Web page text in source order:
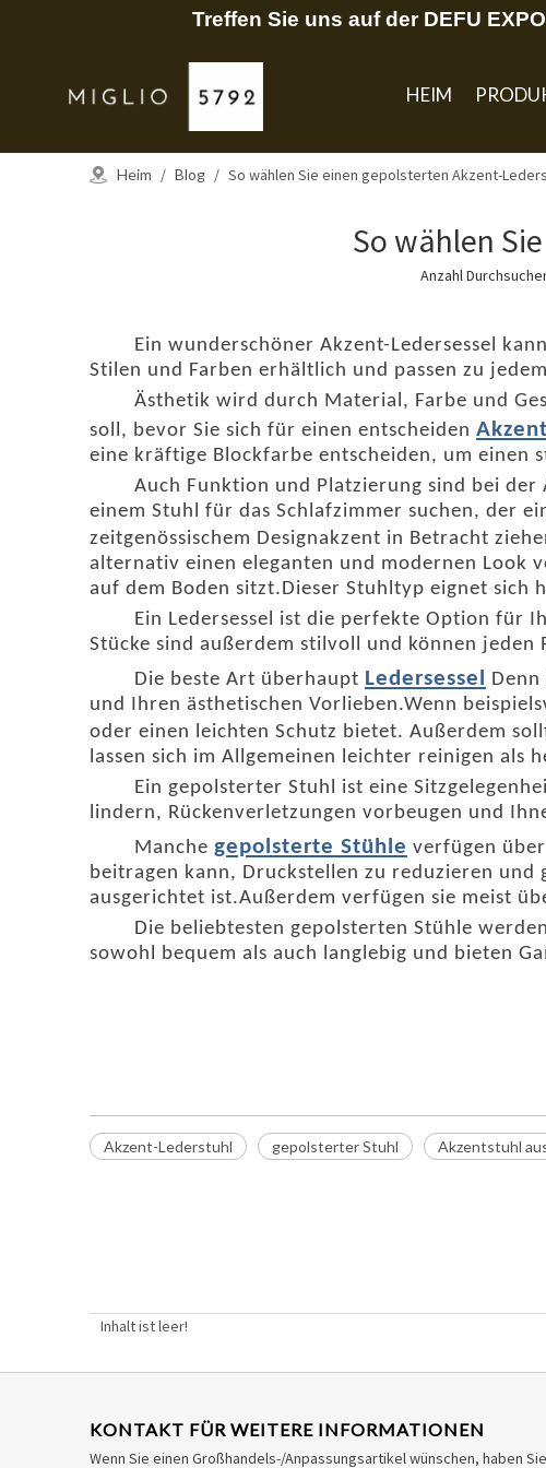
Treffen Sie uns auf der DEFU
HEIM
Heim / Blog / So wählen Sie einen gepolsterten Akzent-
So wählen
Anzahl
Ein wunderschöner Akzent-Ledersessel
Stilen und Farben erhältlich und passen zu
Ästhetik wird durch Material, Farbe und
soll, bevor Sie sich für einen entscheiden
eine kräftige Blockfarbe entscheiden, um einen
Auch Funktion und Platzierung sind bei
einem Stuhl für das Schlafzimmer suchen, der
zeitgenössischem Designakzent in Betracht
alternativ einen eleganten und modernen Look
auf dem Boden sitzt.Dieser Stuhltyp eignet
Ein Ledersessel ist die perfekte Option für
Stücke sind außerdem stilvoll und können jeden
Die beste Art überhaupt Ledersessel
und Ihren ästhetischen Vorlieben.Wenn
oder einen leichten Schutz bietet. Außerdem
lassen sich im Allgemeinen leichter reinigen als
Ein gepolsterter Stuhl ist eine
lindern, Rückenverletzungen vorbeugen und
Manche gepolsterte Stühle verfügen
beitragen kann, Druckstellen zu reduzieren
ausgerichtet ist.Außerdem verfügen sie meist
Die beliebtesten gepolsterten Stühle
sowohl bequem als auch langlebig und bieten
Akzent-Lederstuhl gepolsterter Stuhl Akzentstuhl
Inhalt ist leer!
KONTAKT FÜR WEITERE INFORMATIONEN
Wenn Sie einen Großhandels-/Anpassungsartikel wünschen, haben Sie